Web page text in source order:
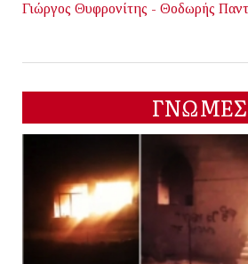
Γιώργος Θυφρονίτης - Θοδωρής
ΓΝΩΜΕΣ